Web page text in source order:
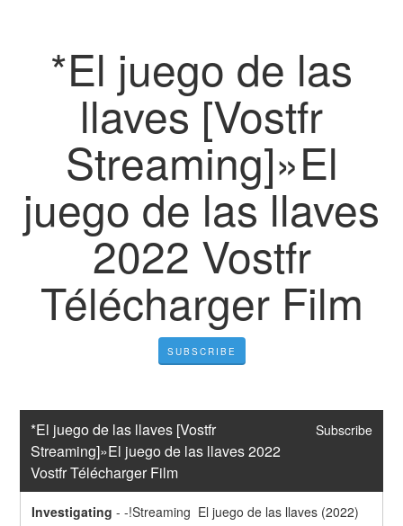
*El juego de las
llaves [Vostfr
Streaming]»El
juego de las llaves
2022 Vostfr
Télécharger Film
SUBSCRIBE
*El juego de las llaves [Vostfr
Streaming]»El juego de las llaves 2022
Vostfr Télécharger Film
Subscribe
Investigating --!Streaming  El juego de las llaves (2022)